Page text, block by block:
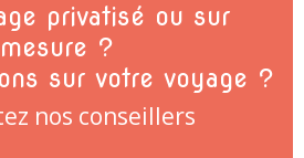
privatisé ou sur
mesure ?
sur votre voyage ?
nos conseillers